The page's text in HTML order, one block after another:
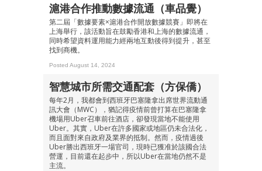
滬港合作推動數據流通（車品覺）
第二屆「數據要素×滬港合作開放數據競賽」即將在
上海舉行，該活動旨在鼓勵香港和上海的數據流通，
同時希望資料運用能力經兩地互動後得到提升，甚至
找到商機。
Posted August 14, 2024
智慧城市所需交通配套（方保僑）
每年2月，我都會到西班牙巴塞隆拿出席世界流動通
訊大會（MWC），猶記得疫情前曾打算在巴塞隆拿
機場用Uber召車前往酒店，卻發現當地不能使用
Uber。其實，Uber在許多國家或地區仍未合法化，
而且面對來自政府及業界的抵制。然而，疫情過後
Uber勝出西班牙一場官司，現時已獲准於該國合法
營運，目前還在起步中，所以Uber在當地仍然不是
主流。